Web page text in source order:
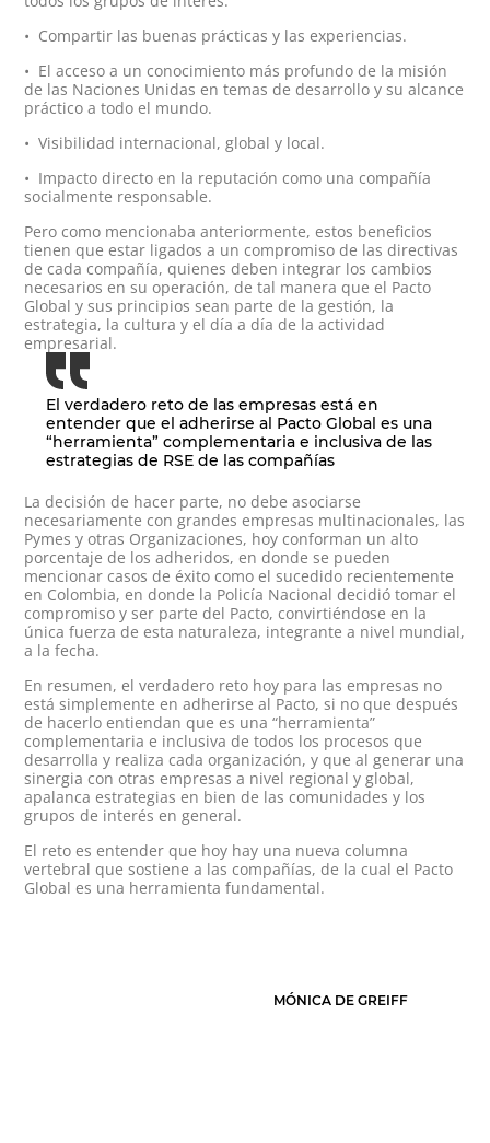
• Compartir las buenas prácticas y las experiencias.
• El acceso a un conocimiento más profundo de la misión
de las Naciones Unidas en temas de desarrollo y su alcance
práctico a todo el mundo.
• Visibilidad internacional, global y local.
• Impacto directo en la reputación como una compañía
socialmente responsable.
Pero como mencionaba anteriormente, estos beneficios
tienen que estar ligados a un compromiso de las directivas
de cada compañía, quienes deben integrar los cambios
necesarios en su operación, de tal manera que el Pacto
Global y sus principios sean parte de la gestión, la
estrategia, la cultura y el día a día de la actividad
empresarial.
El verdadero reto de las empresas está en
entender que el adherirse al Pacto Global es una
“herramienta” complementaria e inclusiva de las
estrategias de RSE de las compañías
La decisión de hacer parte, no debe asociarse
necesariamente con grandes empresas multinacionales, las
Pymes y otras Organizaciones, hoy conforman un alto
porcentaje de los adheridos, en donde se pueden
mencionar casos de éxito como el sucedido recientemente
en Colombia, en donde la Policía Nacional decidió tomar el
compromiso y ser parte del Pacto, convirtiéndose en la
única fuerza de esta naturaleza, integrante a nivel mundial,
a la fecha.
En resumen, el verdadero reto hoy para las empresas no
está simplemente en adherirse al Pacto, si no que después
de hacerlo entiendan que es una “herramienta”
complementaria e inclusiva de todos los procesos que
desarrolla y realiza cada organización, y que al generar una
sinergia con otras empresas a nivel regional y global,
apalanca estrategias en bien de las comunidades y los
grupos de interés en general.
El reto es entender que hoy hay una nueva columna
vertebral que sostiene a las compañías, de la cual el Pacto
Global es una herramienta fundamental.
MÓNICA DE GREIFF